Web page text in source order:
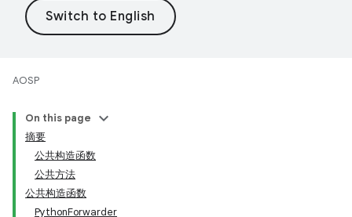
AOSP
On this page
摘要
公共构造函数
公共方法
公共构造函数
PythonForwarder